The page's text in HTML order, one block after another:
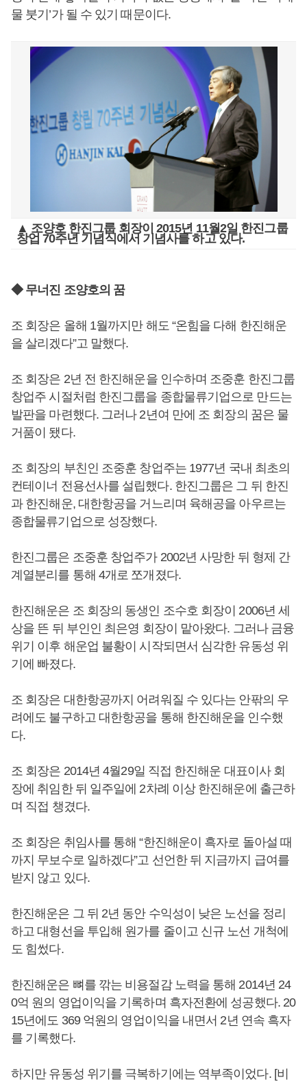
물 붓기’가 될 수 있기 때문이다.
▲ 조양호 한진그룹 회장이 2015년 11월2일 한진그룹
창업 70주년 기념식에서 기념사를 하고 있다.
◆ 무너진 조양호의 꿈
조 회장은 올해 1월까지만 해도 “온힘을 다해 한진해운
을 살리겠다”고 말했다.
조 회장은 2년 전 한진해운을 인수하며 조중훈 한진그룹
창업주 시절처럼 한진그룹을 종합물류기업으로 만드는
발판을 마련했다. 그러나 2년여 만에 조 회장의 꿈은 물
거품이 됐다.
조 회장의 부친인 조중훈 창업주는 1977년 국내 최초의
컨테이너 전용선사를 설립했다. 한진그룹은 그 뒤 한진
과 한진해운, 대한항공을 거느리며 육해공을 아우르는
종합물류기업으로 성장했다.
한진그룹은 조중훈 창업주가 2002년 사망한 뒤 형제 간
계열분리를 통해 4개로 쪼개졌다.
한진해운은 조 회장의 동생인 조수호 회장이 2006년 세
상을 뜬 뒤 부인인 최은영 회장이 맡아왔다. 그러나 금융
위기 이후 해운업 불황이 시작되면서 심각한 유동성 위
기에 빠졌다.
조 회장은 대한항공까지 어려워질 수 있다는 안팎의 우
려에도 불구하고 대한항공을 통해 한진해운을 인수했
다.
조 회장은 2014년 4월29일 직접 한진해운 대표이사 회
장에 취임한 뒤 일주일에 2차례 이상 한진해운에 출근하
며 직접 챙겼다.
조 회장은 취임사를 통해 “한진해운이 흑자로 돌아설 때
까지 무보수로 일하겠다”고 선언한 뒤 지금까지 급여를
받지 않고 있다.
한진해운은 그 뒤 2년 동안 수익성이 낮은 노선을 정리
하고 대형선을 투입해 원가를 줄이고 신규 노선 개척에
도 힘썼다.
한진해운은 뼈를 깎는 비용절감 노력을 통해 2014년 24
0억 원의 영업이익을 기록하며 흑자전환에 성공했다. 20
15년에도 369 억원의 영업이익을 내면서 2년 연속 흑자
를 기록했다.
하지만 유동성 위기를 극복하기에는 역부족이었다. [비